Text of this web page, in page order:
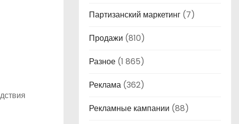
Партизанский маркетинг (7)
Продажи (810)
Разное (1 865)
Реклама (362)
Рекламные кампании (88)